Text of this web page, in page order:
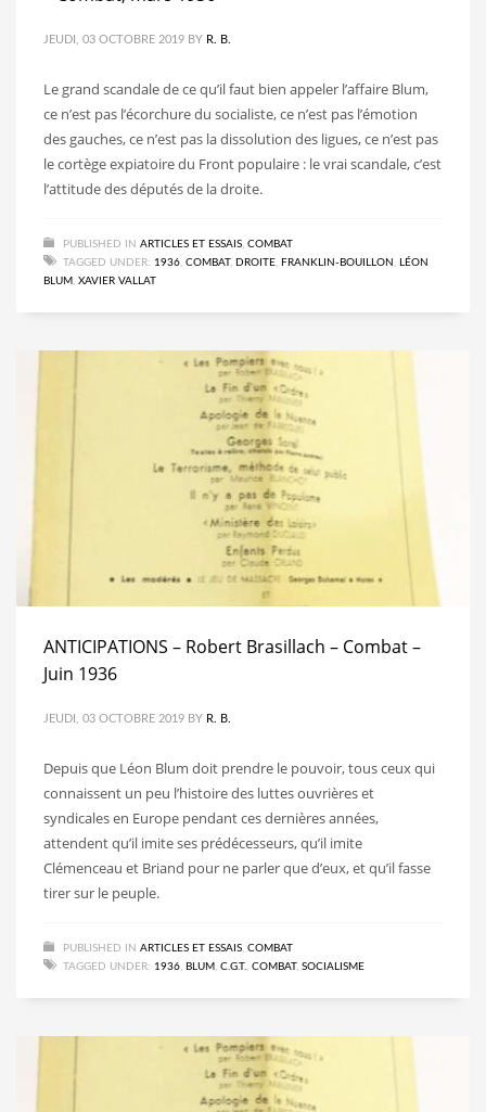
JEUDI, 03 OCTOBRE 2019 BY R. B.
Le grand scandale de ce qu’il faut bien appeler l’affaire Blum,
ce n’est pas l’écorchure du socialiste, ce n’est pas l’émotion
des gauches, ce n’est pas la dissolution des ligues, ce n’est pas
le cortège expiatoire du Front populaire : le vrai scandale, c’est
l’attitude des députés de la droite.
PUBLISHED IN ARTICLES ET ESSAIS COMBAT
TAGGED UNDER: 1936 COMBAT, DROITE FRANKLIN-BOUILLON
LÉON
BLUM XAVIER VALLAT
ANTICIPATIONS – Robert Brasillach – Combat –
Juin 1936
JEUDI, 03 OCTOBRE 2019 BY R. B.
Depuis que Léon Blum doit prendre le pouvoir, tous ceux qui
connaissent un peu l’histoire des luttes ouvrières et
syndicales en Europe pendant ces dernières années,
attendent qu’il imite ses prédécesseurs, qu’il imite
Clémenceau et Briand pour ne parler que d’eux, et qu’il fasse
tirer sur le peuple.
PUBLISHED IN ARTICLES ET ESSAIS COMBAT
TAGGED UNDER: 1936 BLUM C.G.T. COMBAT, SOCIALISME